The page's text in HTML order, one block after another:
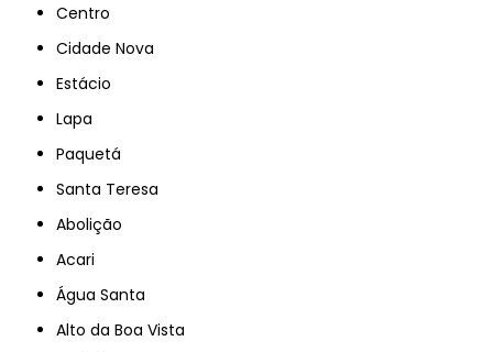
Centro
Cidade Nova
Estácio
Lapa
Paquetá
Santa Teresa
Abolição
Acari
Água Santa
Alto da Boa Vista